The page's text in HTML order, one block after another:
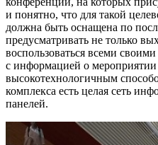
и понятно, что для такой
должна быть оснащена по
предусматривать не только
воспользоваться всеми
с информацией о
высокотехнологичным
комплекса есть целая сеть
панелей.